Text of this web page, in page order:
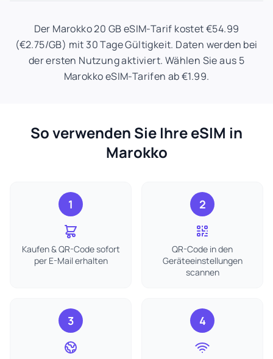
Der Marokko 20 GB eSIM-Tarif kostet €54.99
(€2.75/GB) mit 30 Tage Gültigkeit. Daten werden bei
der ersten Nutzung aktiviert. Wählen Sie aus 5
Marokko eSIM-Tarifen ab €1.99.
So verwenden Sie Ihre eSIM in
Marokko
1
Kaufen & QR-Code sofort
per E-Mail erhalten
2
QR-Code in den
Geräteeinstellungen
scannen
3 4